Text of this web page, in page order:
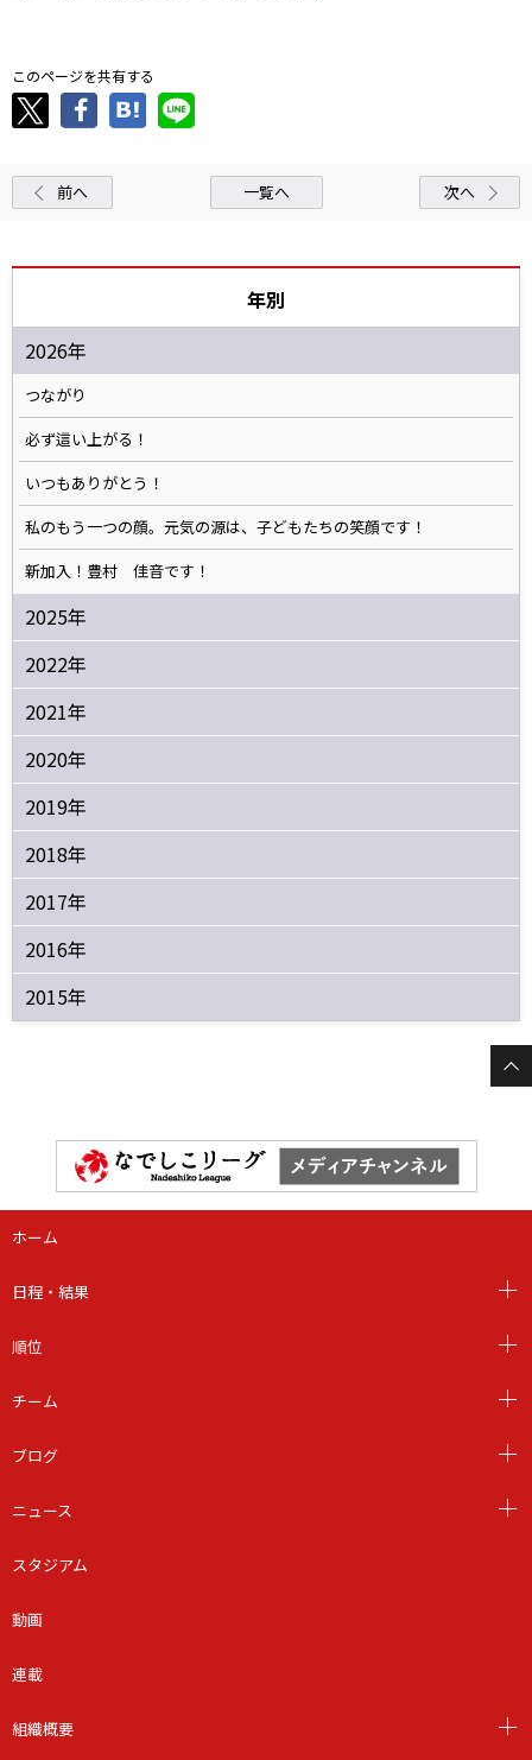
このページを共有する
前へ 一覧へ 次へ
年別
2026年
つながり
必ず這い上がる！
いつもありがとう！
私のもう一つの顔。元気の源は、子どもたちの笑顔です！
新加入！豊村 佳音です！
2025年
2022年
2021年
2020年
2019年
2018年
2017年
2016年
2015年
ホーム
日程・結果
順位
チーム
ブログ
ニュース
スタジアム
動画
連載
組織概要